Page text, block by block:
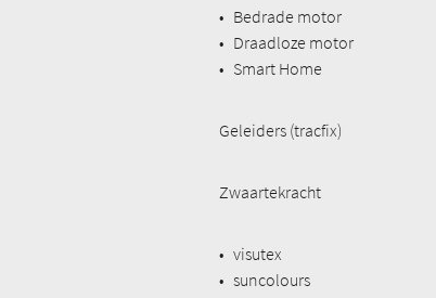
• Bedrade motor
• Draadloze motor
• Smart Home
Geleiders (tracfix)
Zwaartekracht
• visutex
• suncolours